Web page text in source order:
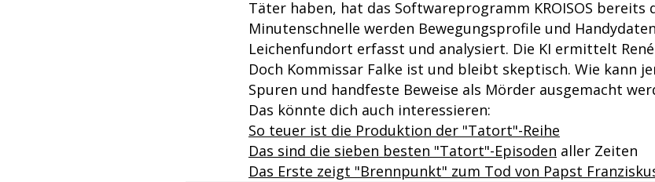
Täter haben, hat das Softwareprogramm KROISOS
Minutenschnelle werden Bewegungsprofile und
Leichenfundort erfasst und analysiert. Die KI ermittelt
Doch Kommissar Falke ist und bleibt skeptisch. Wie kann
Spuren und handfeste Beweise als Mörder ausgemacht
Das könnte dich auch interessieren:
So teuer ist die Produktion der "Tatort"-Reihe
Das sind die sieben besten "Tatort"-Episoden aller Zeiten
Das Erste zeigt "Brennpunkt" zum Tod von Papst